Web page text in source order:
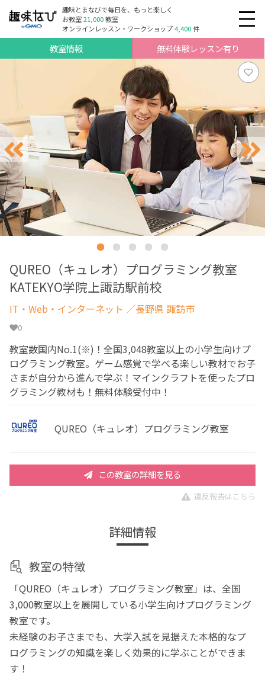
趣味とまなびで毎日を、もっと楽しく
お教室21,000教室
オンラインレッスン・ワークショップ4,400件
教室情報 無料体験レッスン有り
QUREO（キュレオ）プログラミング教室
KATEKYO学院上諏訪駅前校
IT・Web・インターネット ／長野県 諏訪市
0
教室数国内No.1(※)！全国3,048教室以上の小学生向けプ
ログラミング教室。ゲーム感覚で学べる楽しい教材でお子
さまが自分から進んで学ぶ！マインクラフトを使ったプロ
グラミング教材も！無料体験受付中！
QUREO（キュレオ）プログラミング教室
この教室の詳細を見る
違反報告はこちら
詳細情報
教室の特徴
「QUREO（キュレオ）プログラミング教室」は、全国
3,000教室以上を展開している小学生向けプログラミング
教室です。
未経験のお子さまでも、大学入試を見据えた本格的なプ
ログラミングの知識を楽しく効果的に学ぶことができま
す！